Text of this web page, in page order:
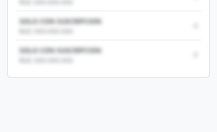
SOLO CON SUSCRIPCION
SOLO CON SUSCRIPCION